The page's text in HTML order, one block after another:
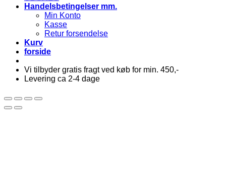
Handelsbetingelser mm.
Min Konto
Kasse
Retur forsendelse
Kurv
forside
Vi tilbyder gratis fragt ved køb for min. 450,-
Levering ca 2-4 dage